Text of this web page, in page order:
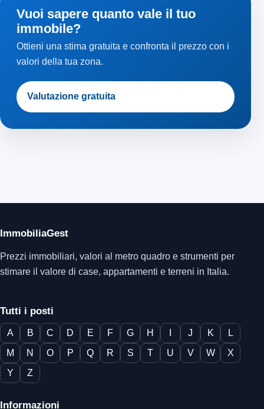
Vuoi sapere quanto vale il tuo
immobile?
Ottieni una stima gratuita e confronta il prezzo con i
valori della tua zona.
Valutazione gratuita
ImmobiliaGest
Prezzi immobiliari, valori al metro quadro e strumenti per
stimare il valore di case, appartamenti e terreni in Italia.
Tutti i posti
A B C D E F G H J K
L
M
N O P Q R S T U V W
X
Y
Z
Informazioni